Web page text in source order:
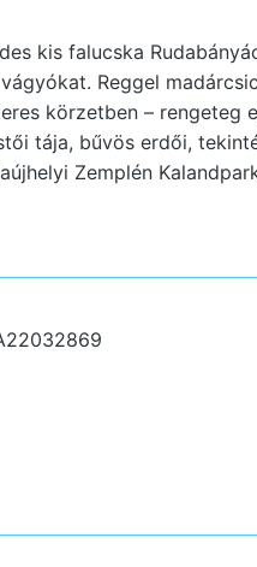
kis falucska
Reggel
körzetben – rengeteg
tája, bűvös erdői,
Zemplén